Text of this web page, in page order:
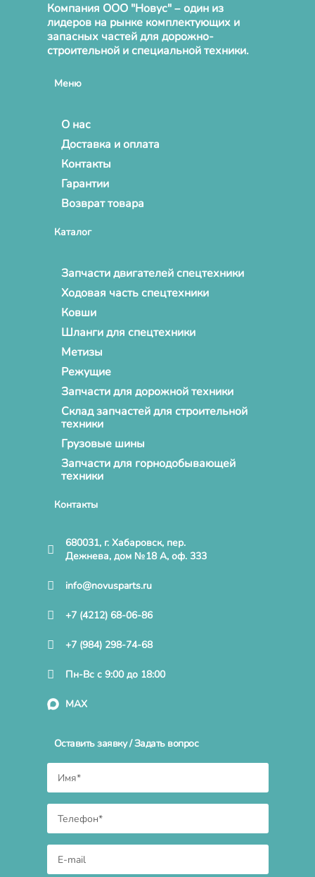
Компания ООО "Новус" – один из
лидеров на рынке комплектующих и
запасных частей для дорожно-
строительной и специальной техники.
Меню
О нас
Доставка и оплата
Контакты
Гарантии
Возврат товара
Каталог
Запчасти двигателей спецтехники
Ходовая часть спецтехники
Ковши
Шланги для спецтехники
Метизы
Режущие
Запчасти для дорожной техники
Склад запчастей для строительной
техники
Грузовые шины
Запчасти для горнодобывающей
техники
Контакты
680031, г. Хабаровск, пер.
Дежнева, дом №18 А, оф. 333
info@novusparts.ru
+7 (4212) 68-06-86
+7 (984) 298-74-68
Пн-Вс с 9:00 до 18:00
MAX
Оставить заявку / Задать вопрос